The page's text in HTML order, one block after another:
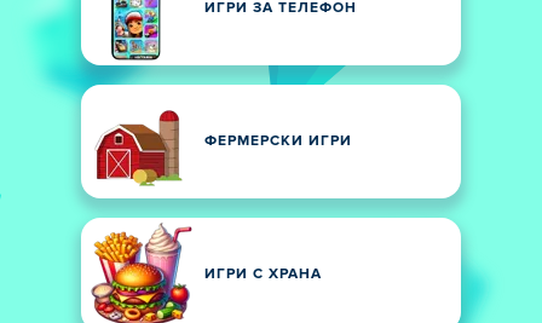
ИГРИ ЗА ТЕЛЕФОН
ФЕРМЕРСКИ ИГРИ
ИГРИ С ХРАНА